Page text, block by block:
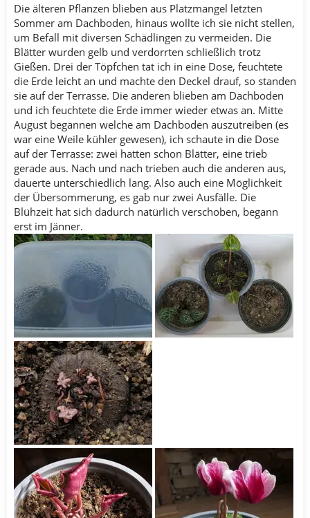
Die älteren Pflanzen blieben aus Platzmangel letzten
Sommer am Dachboden, hinaus wollte ich sie nicht stellen,
um Befall mit diversen Schädlingen zu vermeiden. Die
Blätter wurden gelb und verdorrten schließlich trotz
Gießen. Drei der Töpfchen tat ich in eine Dose, feuchtete
die Erde leicht an und machte den Deckel drauf, so standen
sie auf der Terrasse. Die anderen blieben am Dachboden
und ich feuchtete die Erde immer wieder etwas an. Mitte
August begannen welche am Dachboden auszutreiben (es
war eine Weile kühler gewesen), ich schaute in die Dose
auf der Terrasse: zwei hatten schon Blätter, eine trieb
gerade aus. Nach und nach trieben auch die anderen aus,
dauerte unterschiedlich lang. Also auch eine Möglichkeit
der Übersommerung, es gab nur zwei Ausfälle. Die
Blühzeit hat sich dadurch natürlich verschoben, begann
erst im Jänner.